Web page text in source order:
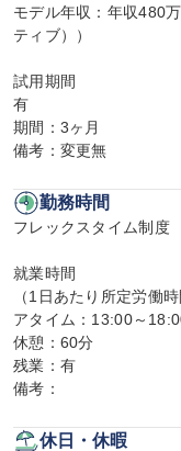
モデル年収：年収480
ティブ））
試用期間
有
期間：3ヶ月
備考：変更無
勤務時間
フレックスタイム制度
就業時間
（1日あたり所定労働
アタイム：13:00～
休憩：60分
残業：有
備考：
休日・休暇